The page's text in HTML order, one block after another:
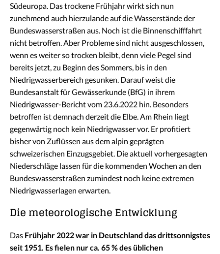
Südeuropa. Das trockene Frühjahr wirkt sich nun
zunehmend auch hierzulande auf die Wasserstände der
Bundeswasserstraßen aus. Noch ist die Binnenschifffahrt
nicht betroffen. Aber Probleme sind nicht ausgeschlossen,
wenn es weiter so trocken bleibt, denn viele Pegel sind
bereits jetzt, zu Beginn des Sommers, bis in den
Niedrigwasserbereich gesunken. Darauf weist die
Bundesanstalt für Gewässerkunde (BfG) in ihrem
Niedrigwasser-Bericht vom 23.6.2022 hin. Besonders
betroffen ist demnach derzeit die Elbe. Am Rhein liegt
gegenwärtig noch kein Niedrigwasser vor. Er profitiert
bisher von Zuflüssen aus dem alpin geprägten
schweizerischen Einzugsgebiet. Die aktuell vorhergesagten
Niederschläge lassen für die kommenden Wochen an den
Bundeswasserstraßen zumindest noch keine extremen
Niedrigwasserlagen erwarten.
Die meteorologische Entwicklung
Das Frühjahr 2022 war in Deutschland das drittsonnigstes
seit 1951. Es fielen nur ca. 65 % des üblichen